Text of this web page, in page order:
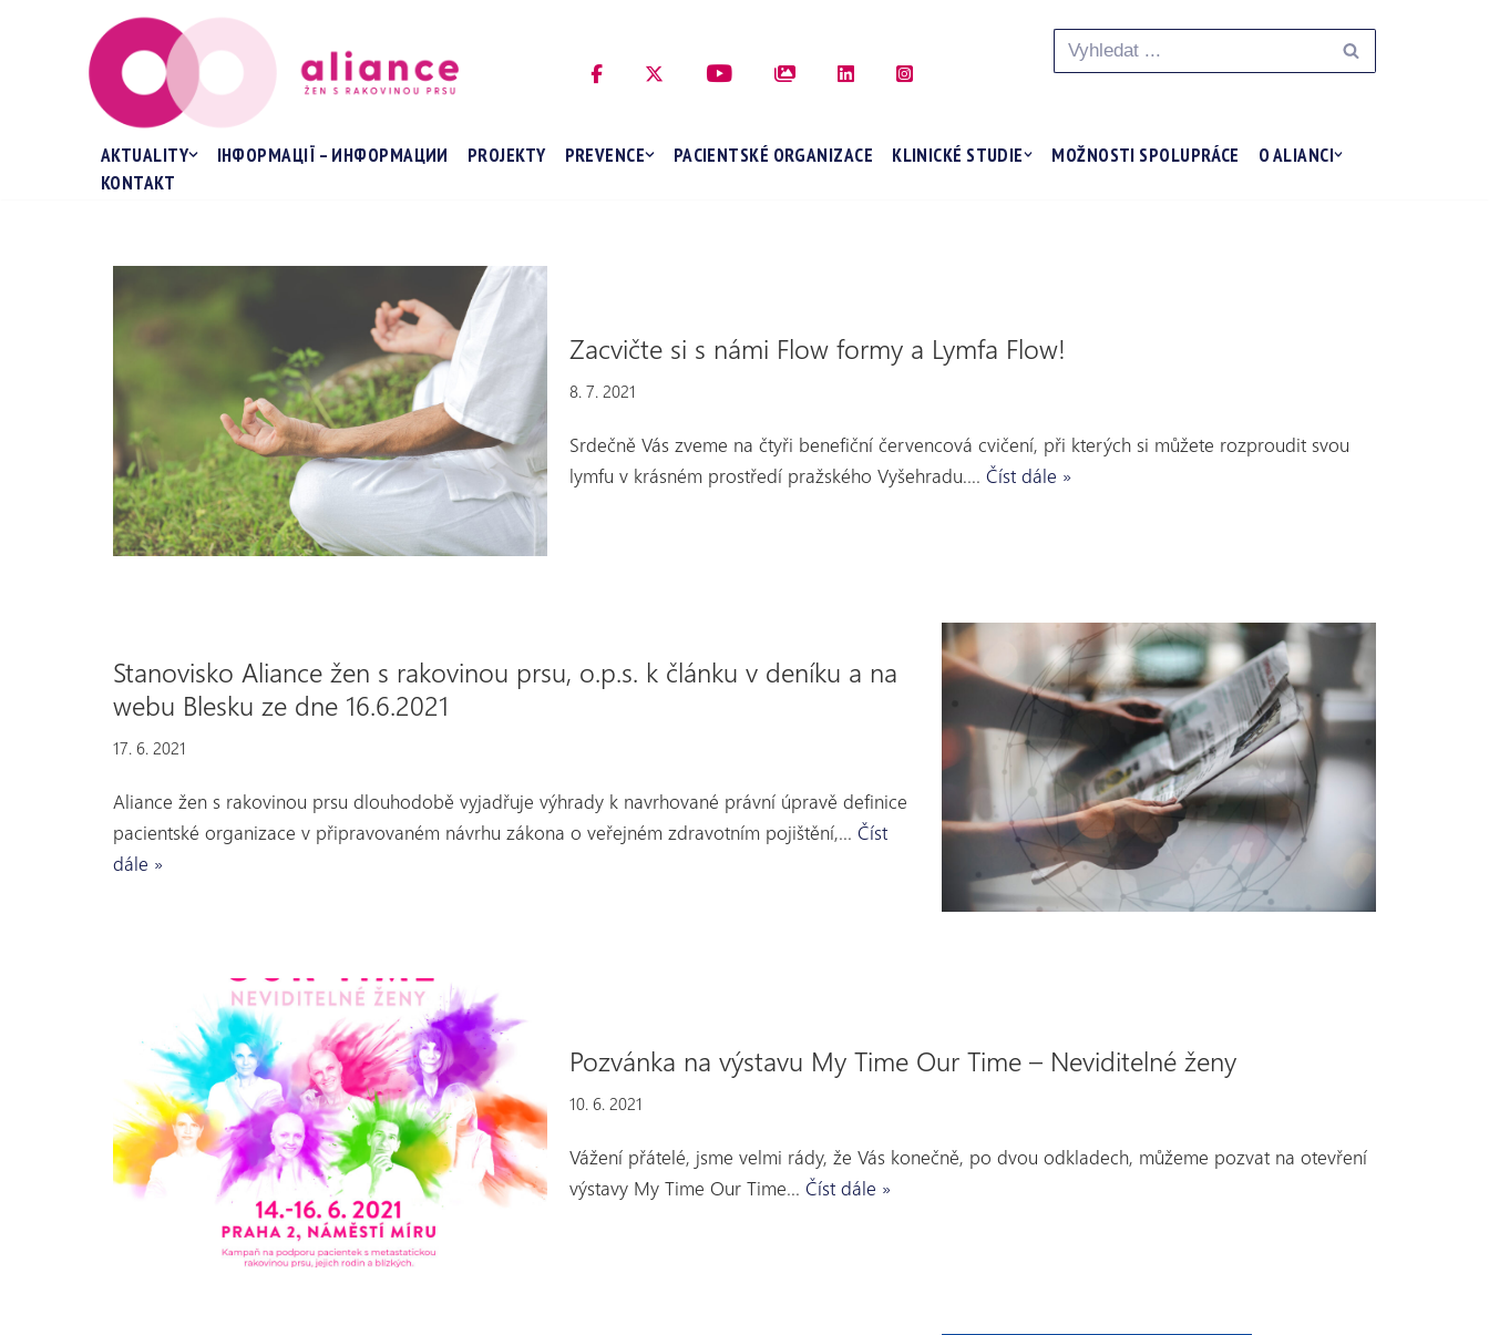
Přeskočit
AKTUALITY
ІНФОРМАЦІЇ – ИНФОРМАЦИИ PROJEKTY PREVENCE PACIENTSKÉ ORGANIZACE KLINICKÉ STUDIE MOŽNOSTI SPOLUPRÁCE
O ALIANCI
KONTAKT
Zacvičte si s námi Flow formy a Lymfa Flow!
8. 7. 2021
Srdečně Vás zveme na čtyři benefiční červencová cvičení, při kterých si můžete rozproudit svou
lymfu v krásném prostředí pražského Vyšehradu.… Číst dále »
Stanovisko Aliance žen s rakovinou prsu, o.p.s. k článku v deníku a na
webu Blesku ze dne 16.6.2021
17. 6. 2021
Aliance žen s rakovinou prsu dlouhodobě vyjadřuje výhrady k navrhované právní úpravě definice
pacientské organizace v připravovaném návrhu zákona o veřejném zdravotním pojištění,… Číst
dále »
Pozvánka na výstavu My Time Our Time – Neviditelné ženy
10. 6. 2021
Vážení přátelé, jsme velmi rády, že Vás konečně, po dvou odkladech, můžeme pozvat na otevření
výstavy My Time Our Time… Číst dále »